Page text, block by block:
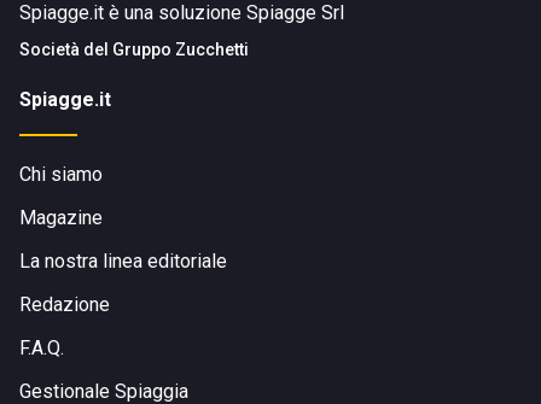
Spiagge.it è una soluzione Spiagge Srl
Società del Gruppo Zucchetti
Spiagge.it
Chi siamo
Magazine
La nostra linea editoriale
Redazione
F.A.Q.
Gestionale Spiaggia